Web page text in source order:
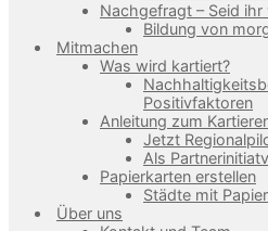
Nachgefragt – Seid ihr
Bildung von
Mitmachen
Was wird kartiert?
Positivfaktoren
Anleitung zum
Jetzt
Als
Papierkarten erstellen
Städte mit
Über uns